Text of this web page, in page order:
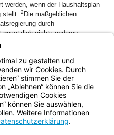
werden, wenn der Haushaltsplan
stellt. 2 Die maßgeblichen
durch
gesetzlich nichts anderes
kann die Befugnis nach
auf die obersten
des staatlichen Bereichs auf
übertragen.